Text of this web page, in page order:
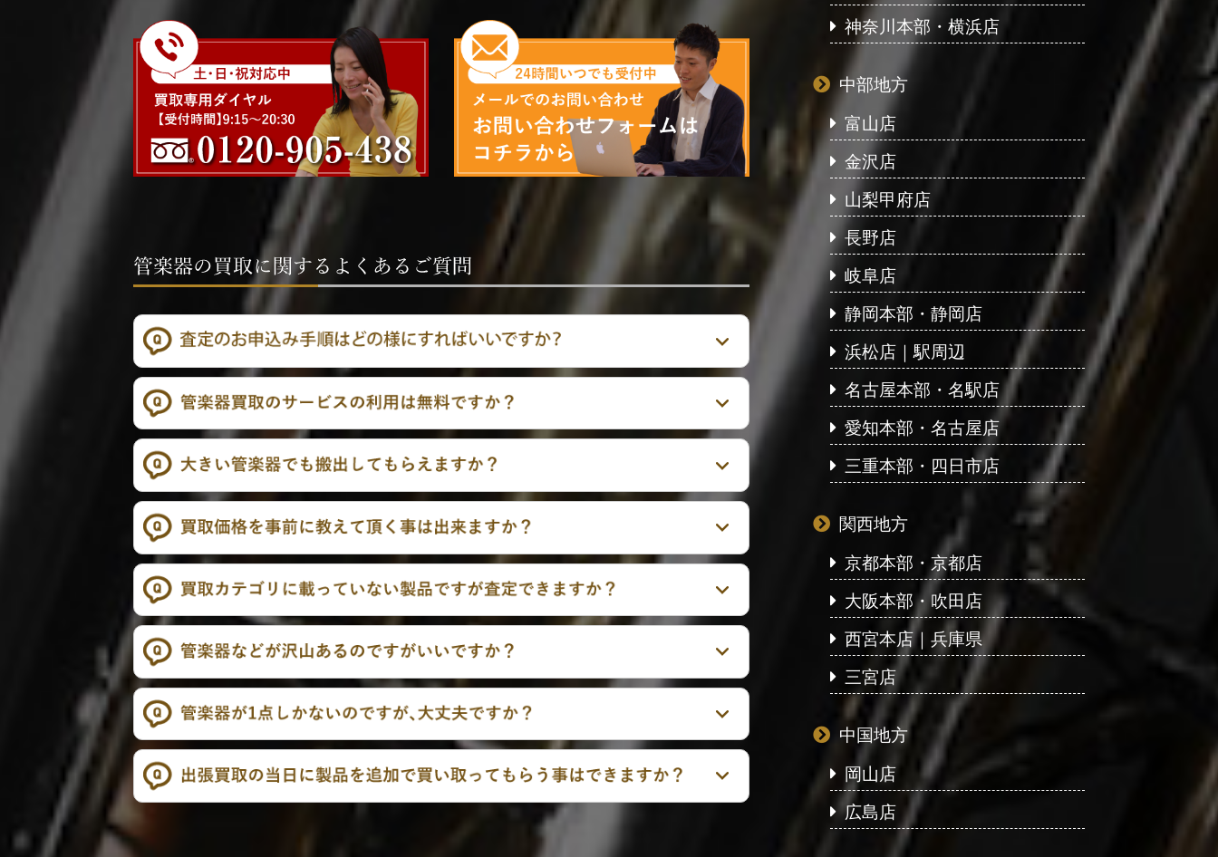
神奈川本部・横浜店
中部地方
富山店
金沢店
山梨甲府店
長野店
岐阜店
静岡本部・静岡店
浜松店｜駅周辺
名古屋本部・名駅店
愛知本部・名古屋店
三重本部・四日市店
関西地方
京都本部・京都店
大阪本部・吹田店
西宮本店｜兵庫県
三宮店
中国地方
岡山店
広島店